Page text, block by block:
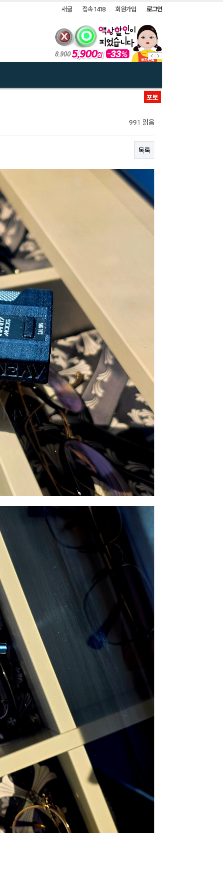
새글 접속 1418 회원가입 로그인
포토
991 읽음
목록